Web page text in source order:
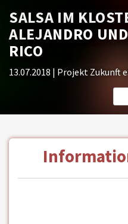
SALSA IM
ALEJANDRO
RICO
13.07.2018 | Projekt Zukunft